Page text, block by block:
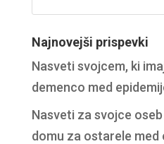
Najnovejši prispevki
Nasveti svojcem, ki
demenco med
Nasveti za svojce
domu za ostarele med